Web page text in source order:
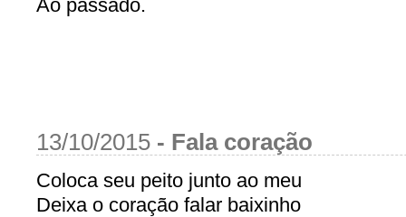
Ao passado.
13/10/2015 - Fala coração
Coloca seu peito junto ao meu
Deixa o coração falar baixinho